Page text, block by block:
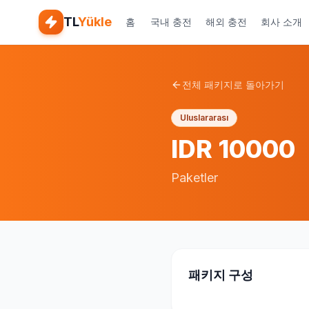
TLYükle 홈 국내 충전 해외 충전 회사 소개
전체 패키지로 돌아가기
Uluslararası
IDR 10000
Paketler
패키지 구성